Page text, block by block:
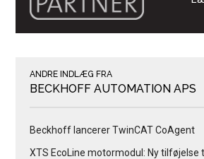
ANDRE INDLÆG FRA
BECKHOFF AUTOMATION APS
Beckhoff lancerer TwinCAT CoAgent
XTS EcoLine motormodul: Ny tilføjelse